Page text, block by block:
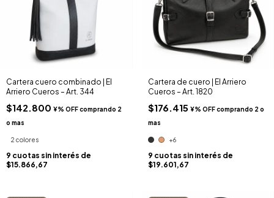
Cartera cuero combinado | El
Arriero Cueros – Art. 344
$142.800
2 colores
9 cuotas sin interés de
$15.866,67
Cartera de cuero | El Arriero
Cueros – Art. 1820
$176.415
+6
9 cuotas sin interés de
$19.601,67